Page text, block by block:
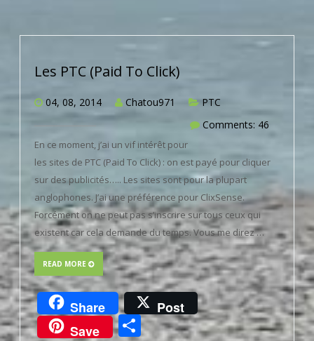
Les PTC (Paid To Click)
04, 08, 2014 Chatou971
PTC
Comments: 46
En ce moment, j’ai un vif intérêt pour
les sites de PTC (Paid To Click) : on est payé pour cliquer
sur des publicités….. Les sites sont pour la plupart
anglophones. J’ai une préférence pour ClixSense.
Forcément on ne peut pas s’inscrire sur tous ceux qui
existent car cela demande du temps. Vous me direz …
READ MORE
Share
Post
Save
Partager